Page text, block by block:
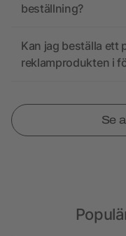
beställning?
Kan jag beställa ett
reklamprodukten i
Se